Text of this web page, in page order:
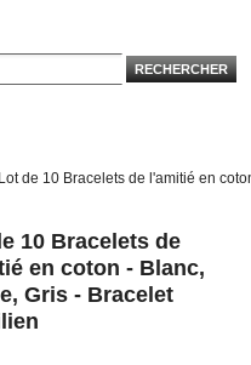
Lot de 10 Bracelets de l'amitié en
10 Bracelets de
en coton - Blanc,
Gris - Bracelet